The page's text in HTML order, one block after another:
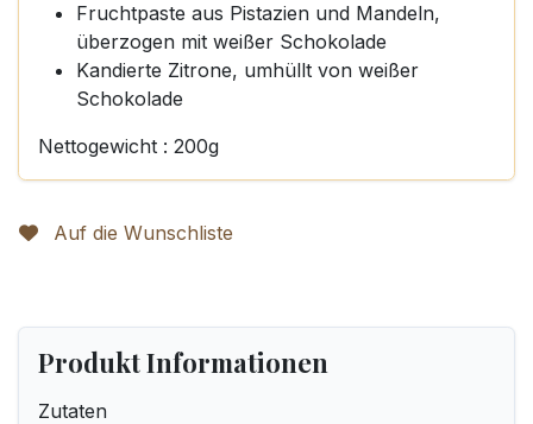
Fruchtpaste aus Pistazien und Mandeln,
überzogen mit weißer Schokolade
Kandierte Zitrone, umhüllt von weißer
Schokolade
Nettogewicht : 200g
Auf die Wunschliste
Produkt Informationen
Zutaten